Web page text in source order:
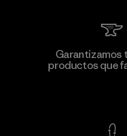
TAV Limited
Factory
Garantizamos
productos que